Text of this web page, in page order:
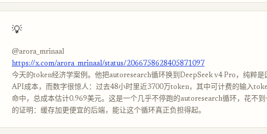
💡
@arora_mrinaal
https://x.com/arora_mrinaal/status/2066758628405871097
今天的token经济学案例。他把autoresearch循环换到DeepSeek v4 Pro，纯粹是
API成本，而数字很惊人：过去48小时里近3700万token，其中可计费的输入
命中，总成本估计0.969美元。这是一个几乎不停跑的autoresearch循环，花不
的证明：缓存加更便宜的后端，能让这个循环真正负担得起。